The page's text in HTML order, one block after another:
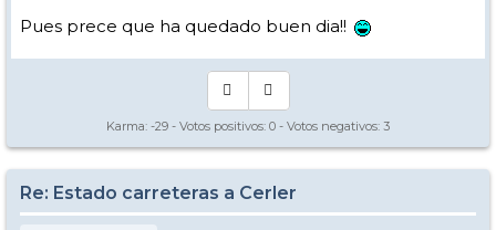
Pues prece que ha quedado buen dia!!
Karma: -29 - Votos positivos: 0 - Votos negativos: 3
Re: Estado carreteras a Cerler